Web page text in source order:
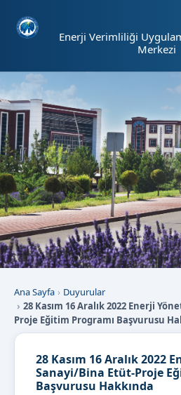
Enerji Verimliliği
Merkezi
Ana Sayfa
Duyurular
28 Kasım 16 Aralık 2022 Enerji
Proje Eğitim Programı Başvurusu
28 Kasım 16 Aralık 2022
Sanayi/Bina Etüt-Proje
Başvurusu Hakkında